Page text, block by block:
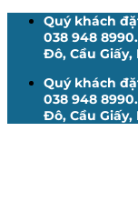
Quý khách
038 948
Đô, Cầu Giấy,
Quý khách
038 948
Đô, Cầu Giấy,